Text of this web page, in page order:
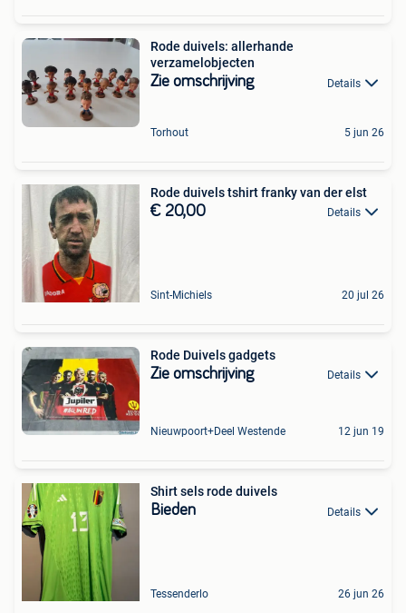
Rode duivels: allerhande
verzamelobjecten
Zie omschrijving Details
Torhout 5 jun 26
Rode duivels tshirt franky van der elst
€ 20,00 Details
Sint-Michiels 20 jul 26
Rode Duivels gadgets
Zie omschrijving Details
Nieuwpoort+Deel Westende 12 jun 19
Shirt sels rode duivels
Bieden Details
Tessenderlo 26 jun 26